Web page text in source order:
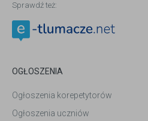
Sprawdź też:
OGŁOSZENIA
Ogłoszenia korepetytorów
Ogłoszenia uczniów